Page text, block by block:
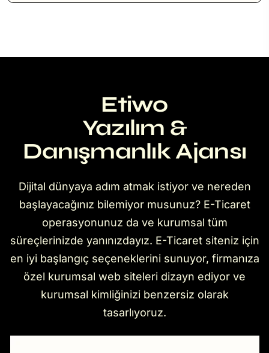
Etiwo
Yazılım &
Danışmanlık Ajansı
Dijital dünyaya adım atmak istiyor ve nereden
başlayacağınız bilemiyor musunuz? E-Ticaret
operasyonunuz da ve kurumsal tüm
süreçlerinizde yanınızdayız. E-Ticaret siteniz için
en iyi başlangıç seçeneklerini sunuyor, firmanıza
özel kurumsal web siteleri dizayn ediyor ve
kurumsal kimliğinizi benzersiz olarak
tasarlıyoruz.